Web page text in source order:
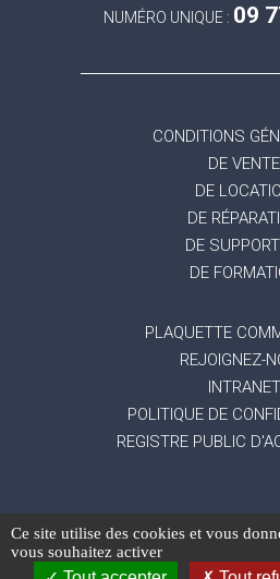
NUMÉRO UNIQUE : 09
CONDITIONS
DE VENTE
DE
DE
DE
DE
PLAQUETTE
REJOIGNEZ-
INTRANET
POLITIQUE DE
REGISTRE PUBLIC
Mentions légales-
personnelles
Ce site utilise des cookies et vous
vous souhaitez activer